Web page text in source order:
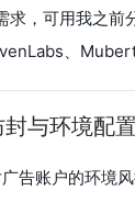
求，可用我之前
、Mubert
与环境配置
告账户的环境风